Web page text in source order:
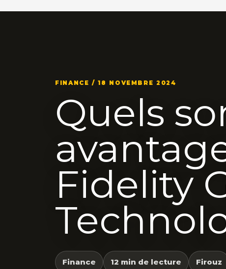
FINANCE / 18 NOVEMBRE 2024
Quels
Fidelity
Finance 12 min de lecture Firouz